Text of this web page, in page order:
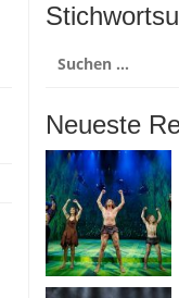
nach:
Neueste